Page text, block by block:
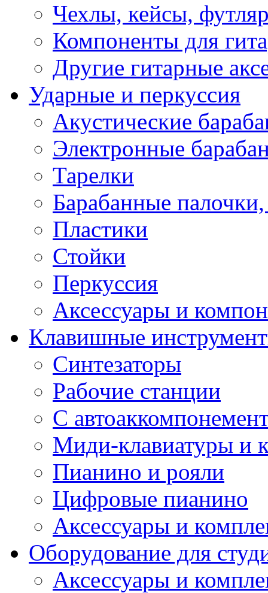
Чехлы, кейсы,
Компоненты для
Другие гитарные
Ударные и перкуссия
Акустические
Электронные
Тарелки
Барабанные
Пластики
Стойки
Перкуссия
Аксессуары и
Клавишные
Синтезаторы
Рабочие станции
С
Миди-клавиатуры и
Пианино и рояли
Цифровые пианино
Аксессуары и
Оборудование для
Аксессуары и